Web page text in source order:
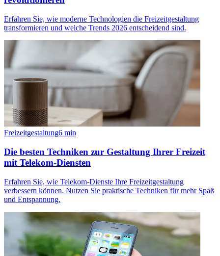
Erfahren Sie, wie moderne Technologien die Freizeitgestaltung
transformieren und welche Trends 2026 entscheidend sind.
Freizeitgestaltung6 min
Die besten Techniken zur Gestaltung Ihrer Freizeit
mit Telekom-Diensten
Erfahren Sie, wie Telekom-Dienste Ihre Freizeitgestaltung
verbessern können. Nutzen Sie praktische Techniken für mehr Spaß
und Entspannung.